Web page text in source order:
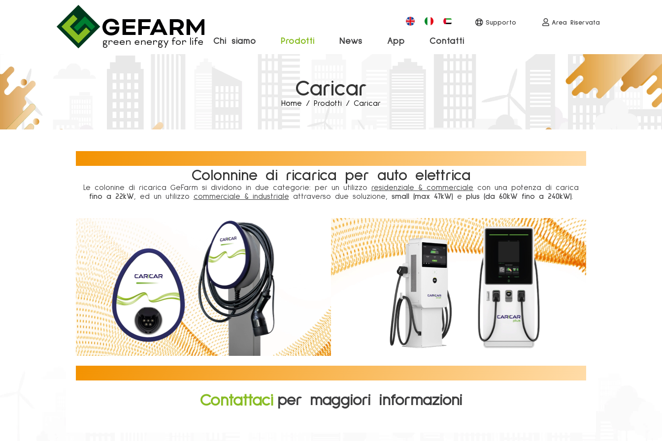
Supporto Area Riservata
Chi siamo Prodotti News App Contatti
Caricar
Home Prodotti Caricar
Colonnine di ricarica per auto elettrica
Le colonine di ricarica GeFarm si dividono in due categorie: per un utilizzo residenziale & commerciale con una potenza di carica
fino a 22kW , ed un utilizzo commerciale & industriale attraverso due soluzione, small (max 47kW) e plus (da 60kW fino a 240kW)
Contattaci per maggiori informazioni